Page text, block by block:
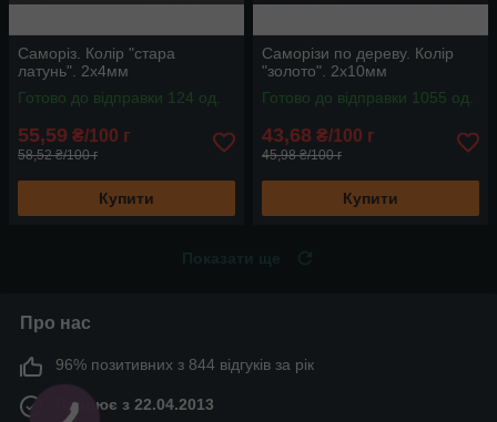
Саморіз. Колір "стара
латунь". 2х4мм
Готово до відправки 124 од.
55,59 ₴/100 г
58,52 ₴/100 г
Купити
Саморізи по дереву. Колір
"золото". 2х10мм
Готово до відправки 1055 од.
43,68 ₴/100 г
45,98 ₴/100 г
Купити
Про нас
96% позитивних з 844 відгуків за рік
Працює з 22.04.2013